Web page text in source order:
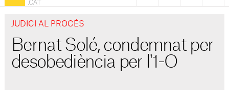
JUDICI AL PROCÉS
Bernat Solé, condemnat per
desobediència per l'1-O